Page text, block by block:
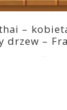
–
drzew –